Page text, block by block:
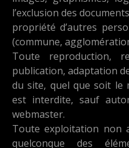
l’exclusion des
propriété d’autres
(commune,
Toute reproduction,
publication, adaptation
du site, quel que soit le
est interdite, sauf
webmaster.
Toute exploitation non
quelconque des